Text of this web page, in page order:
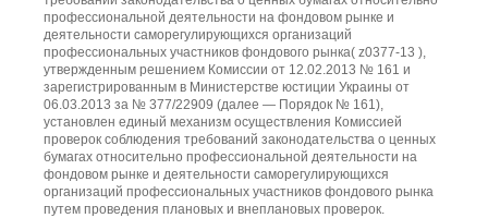
профессиональной деятельности на фондовом рынке и
деятельности саморегулирующихся организаций
профессиональных участников фондового рынка( z0377-13 ),
утвержденным решением Комиссии от 12.02.2013 № 161 и
зарегистрированным в Министерстве юстиции Украины от
06.03.2013 за № 377/22909 (далее — Порядок № 161),
установлен единый механизм осуществления Комиссией
проверок соблюдения требований законодательства о ценных
бумагах относительно профессиональной деятельности на
фондовом рынке и деятельности саморегулирующихся
организаций профессиональных участников фондового рынка
путем проведения плановых и внеплановых проверок.